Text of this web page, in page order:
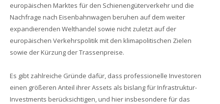
europäischen Marktes für den Schienengüterverkehr und die
Nachfrage nach Eisenbahnwagen beruhen auf dem weiter
expandierenden Welthandel sowie nicht zuletzt auf der
europäischen Verkehrspolitik mit den klimapolitischen Zielen
sowie der Kürzung der Trassenpreise.
Es gibt zahlreiche Gründe dafür, dass professionelle Investoren
einen größeren Anteil ihrer Assets als bislang für Infrastruktur-
Investments berücksichtigen, und hier insbesondere für das